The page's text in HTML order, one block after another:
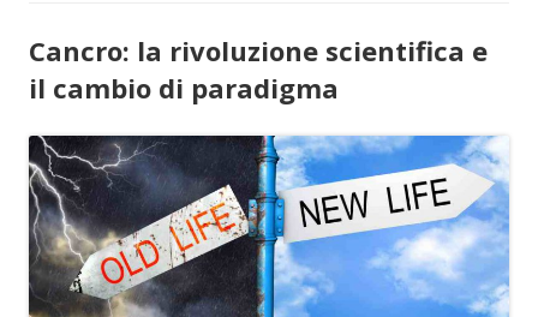
Cancro: la rivoluzione scientifica e
il cambio di paradigma